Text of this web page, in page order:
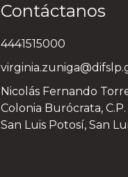
Contáctanos
4441515000
Nicolás Fernando
Colonia Burócrata,
San Luis Potosí, San